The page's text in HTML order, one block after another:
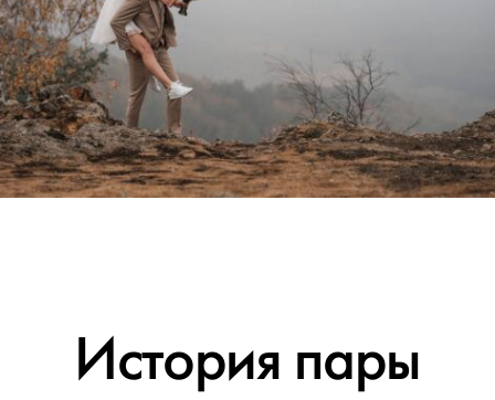
История пары